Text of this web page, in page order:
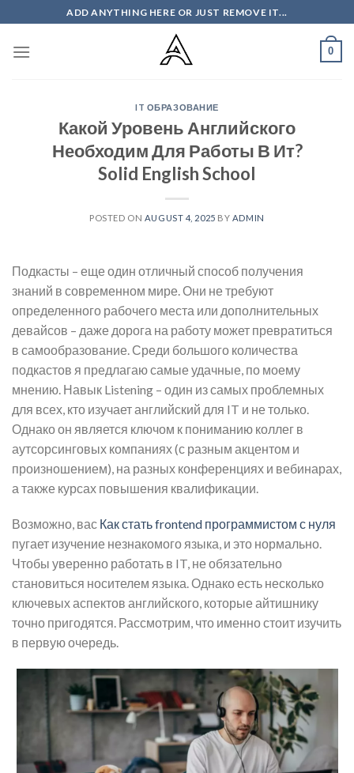
to
content
ADD ANYTHING HERE OR JUST REMOVE IT...
0
IT ОБРАЗОВАНИЕ
Какой Уровень Английского
Необходим Для Работы В Ит?
Solid English School
POSTED ON AUGUST 4, 2025 BY ADMIN
Подкасты – еще один отличный способ получения
знаний в современном мире. Они не требуют
определенного рабочего места или дополнительных
девайсов – даже дорога на работу может превратиться
в самообразование. Среди большого количества
подкастов я предлагаю самые удачные, по моему
мнению. Навык Listening – один из самых проблемных
для всех, кто изучает английский для IT и не только.
Однако он является ключом к пониманию коллег в
аутсорсинговых компаниях (с разным акцентом и
произношением), на разных конференциях и вебинарах,
а также курсах повышения квалификации.
Возможно, вас Как стать frontend программистом с нуля
пугает изучение незнакомого языка, и это нормально.
Чтобы уверенно работать в IT, не обязательно
становиться носителем языка. Однако есть несколько
ключевых аспектов английского, которые айтишнику
точно пригодятся. Рассмотрим, что именно стоит изучить
в первую очередь.